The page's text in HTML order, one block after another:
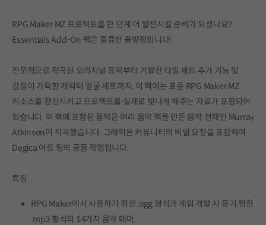
RPG Maker MZ 프로젝트를 한 단계 더 발전시킬 준비가 되셨나요?
Essentials Add-On 팩은 훌륭한 출발점입니다!
전문적으로 작곡된 오리지널 음악부터 기발한 타일 세트 추가 기능 및
감정이 가득한 캐릭터 얼굴 세트까지, 이 팩에는 표준 RPG Maker MZ
리소스를 향상시키고 프로젝트를 실제로 빛나게 해주는 자료가 포함되어
있습니다. 이 팩에 포함된 음악은 여러 음악 팩을 만든 음악 천재인 Murray
Atkinson이 작곡했습니다. 그래픽은 커뮤니티의 비밀 요청을 포함하여
Degica 아트 팀의 공동 작업입니다.
특징
RPG Maker에서 사용하기 위한 .ogg 형식과 게임 개발 시 듣기 위한
.mp3 형식의 14가지 음악 테마.